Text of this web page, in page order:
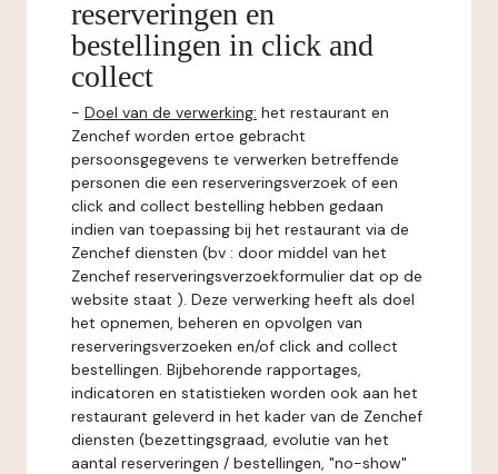
reserveringen en
bestellingen in click and
collect
- Doel van de verwerking: het restaurant en
Zenchef worden ertoe gebracht
persoonsgegevens te verwerken betreffende
personen die een reserveringsverzoek of een
click and collect bestelling hebben gedaan
indien van toepassing bij het restaurant via de
Zenchef diensten (bv : door middel van het
Zenchef reserveringsverzoekformulier dat op de
website staat ). Deze verwerking heeft als doel
het opnemen, beheren en opvolgen van
reserveringsverzoeken en/of click and collect
bestellingen. Bijbehorende rapportages,
indicatoren en statistieken worden ook aan het
restaurant geleverd in het kader van de Zenchef
diensten (bezettingsgraad, evolutie van het
aantal reserveringen / bestellingen, "no-show"